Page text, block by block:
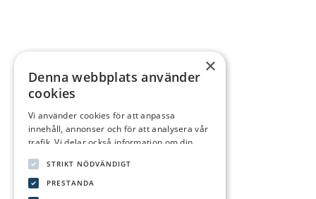
×
Denna webbplats använder
cookies
Vi använder cookies för att anpassa
innehåll, annonser och för att analysera vår
trafik. Vi delar också information om din
reklam- och analyspartners som kan
kombinera den med annan information som
du har tillhandahållit dem eller som de har
STRIKT NÖDVÄNDIGT
PRESTANDA